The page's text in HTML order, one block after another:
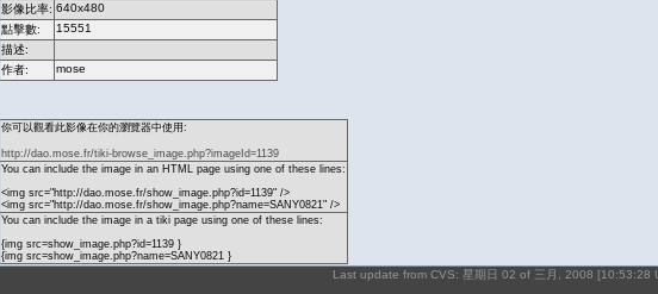
影像比率: 640x480
點擊數:
15551
描述:
作者:
mose
你可以觀看此影像在你的瀏覽器中使用:
http://dao.mose.fr/tiki-browse_image.php?imageId=1139
You can include the image in an HTML page using one of these lines:
<img src="http://dao.mose.fr/show_image.php?id=1139" />
<img src="http://dao.mose.fr/show_image.php?name=SANY0821" />
You can include the image in a tiki page using one of these lines:
{img src=show_image.php?id=1139 }
{img src=show_image.php?name=SANY0821 }
Last update from CVS: 星期日 02 of 三月, 2008 [10:53:28